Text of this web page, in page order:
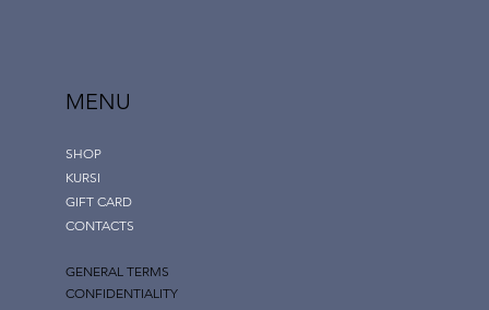
MENU
SHOP
KURSI
GIFT CARD
CONTACTS
GENERAL TERMS
CONFIDENTIALITY